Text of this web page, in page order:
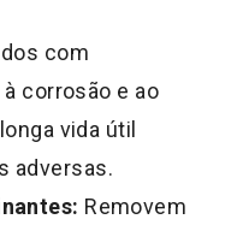
com
corrosão e ao
vida útil
adversas.
Removem